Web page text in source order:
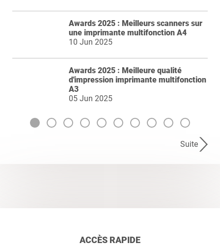
Awards 2025 : Meilleurs scanners sur
une imprimante multifonction A4
10 Jun 2025
Awards 2025 : Meilleure qualité
d'impression imprimante multifonction
A3
05 Jun 2025
Suite
ACCÈS RAPIDE